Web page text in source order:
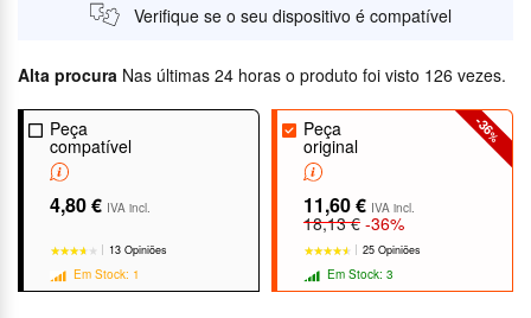
Verifique se o seu dispositivo é compatível
Alta procura Nas últimas 24 horas o produto foi visto 126 vezes.
Peça
compatível
4,80 € IVA incl.
13 Opiniões
Em Stock: 1
-36
%
Peça
original
11,60 € IVA incl.
18,13 € -36%
25 Opiniões
Em Stock: 3